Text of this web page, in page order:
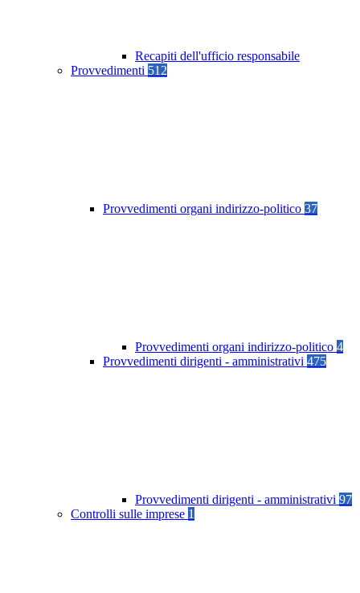
Recapiti dell'ufficio responsabile
Provvedimenti 512
Provvedimenti organi indirizzo-politico 37
Provvedimenti organi indirizzo-politico 4
Provvedimenti dirigenti - amministrativi 475
Provvedimenti dirigenti - amministrativi 97
Controlli sulle imprese 1